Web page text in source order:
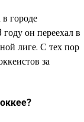
городе
он переехал в
лиге. С тех пор
за